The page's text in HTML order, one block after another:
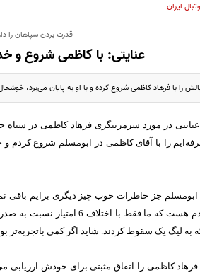
ایران
قدرت بردن سپاهان را
عنایتی: با کاظمی شروع و
را با فرهاد کاظمی شروع کرده و با او به پایان می‌برد،
در مورد سرمربیگری فرهاد کاظمی در
را با آقای کاظمی در ابومسلم شروع کردم
ابومسلم جز خاطرات خوب چیز دیگری برایم باقی
خط حمله لیگ را داشتیم. یادم
به لیگ یک سقوط کردند. شاید اگر کمی باتجربه‌تر
فرهاد کاظمی را اتفاق مثبتی برای خودش